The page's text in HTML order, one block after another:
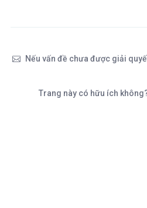
Nếu vấn đề chưa được giải
Trang này có hữu ích